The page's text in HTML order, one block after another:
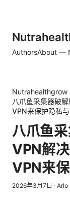
AuthorsAbout —
Nutrahealthgrow
八爪鱼采集器破
VPN来保护隐私
八爪鱼
VPN解
VPN来
2026年3月7日 · Arlo